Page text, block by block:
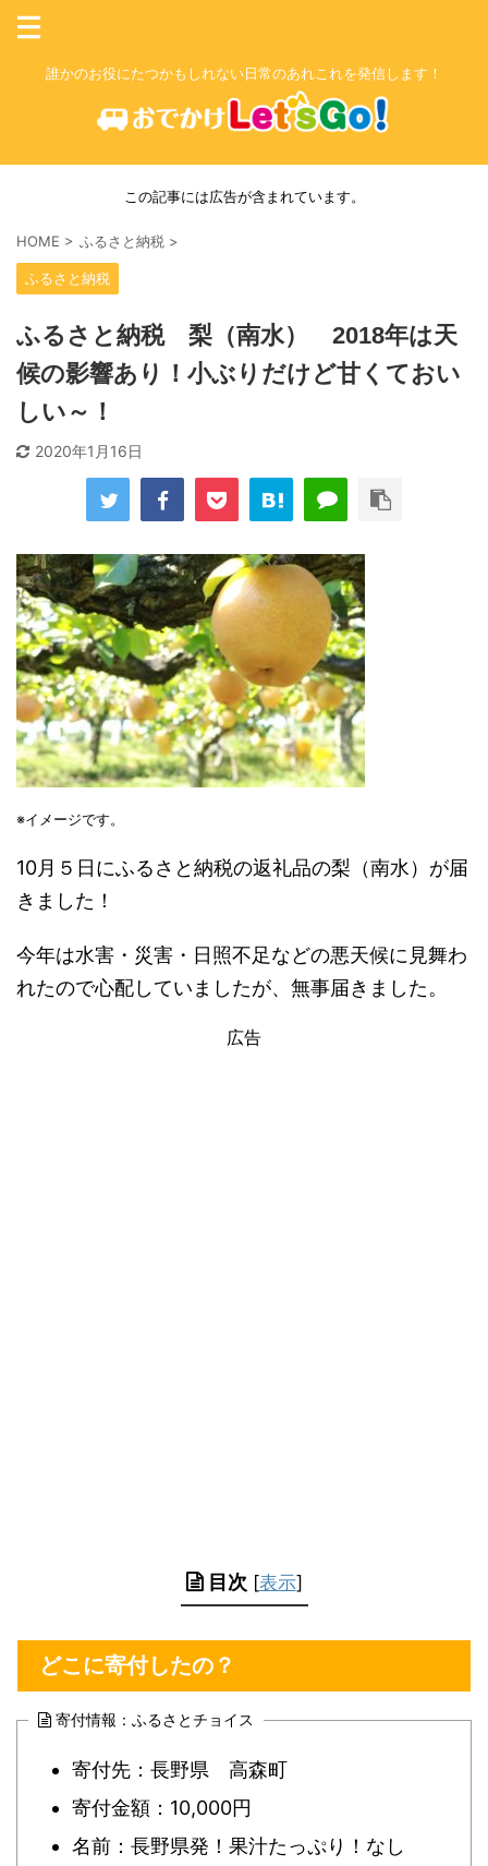
誰かのお役にたつかもしれない日常のあれこれを発信します！
この記事には広告が含まれています。
HOME > ふるさと納税 >
ふるさと納税
ふるさと納税 梨（南水） 2018年は天
候の影響あり！小ぶりだけど甘くておい
しい～！
2020年1月16日
※イメージです。
10月５日にふるさと納税の返礼品の梨（南水）が届
きました！
今年は水害・災害・日照不足などの悪天候に見舞わ
れたので心配していましたが、無事届きました。
広告
目次 [表示]
どこに寄付したの？
寄付情報：ふるさとチョイス
寄付先：長野県 高森町
寄付金額：10,000円
名前：長野県発！果汁たっぷり！なし